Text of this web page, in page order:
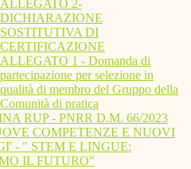
ALLEGATO 2-
DICHIARAZIONE
SOSTITUTIVA DI
CERTIFICAZIONE
ALLEGATO 1 - Domanda di
partecipazione per selezione in
qualità di membro del Gruppo della
Comunità di pratica
RUP - PNRR D.M. 66/2023
COMPETENZE E NUOVI
- " STEM E LINGUE:
IL FUTURO"